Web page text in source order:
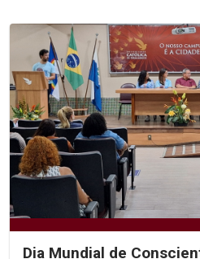
Dia Mundial de